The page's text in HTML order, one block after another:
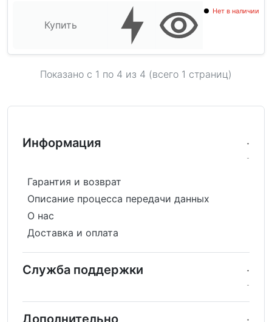
Купить
Нет в наличии
Показано с 1 по 4 из 4 (всего 1 страниц)
Информация
Гарантия и возврат
Описание процесса передачи данных
О нас
Доставка и оплата
Служба поддержки
Дополнительно